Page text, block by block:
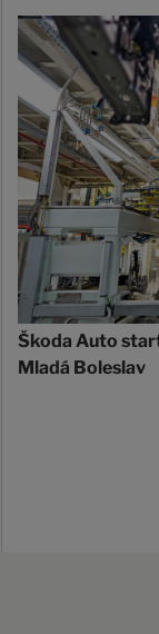
Škoda Auto
Mladá Boleslav